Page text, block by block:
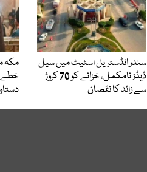
سندر انڈسٹریل اسٹیٹ میں سیل
ڈیڈز نامکمل، خزانے کو 70 کروڑ
سے زائد کا نقصان
مکہ
خطے